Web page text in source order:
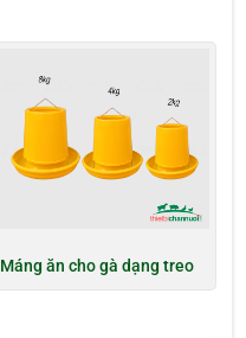
Máng ăn cho gà dạng treo